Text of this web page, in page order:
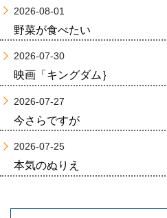
2026-08-01
野菜が食べたい
2026-07-30
映画「キングダム｝
2026-07-27
今さらですが
2026-07-25
本気のぬりえ